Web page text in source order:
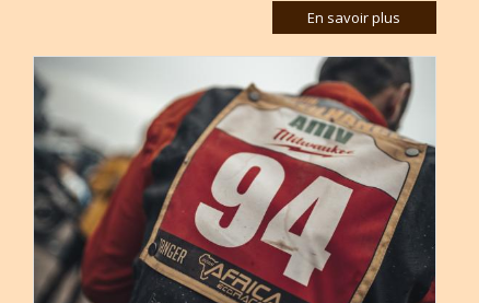
En savoir plus